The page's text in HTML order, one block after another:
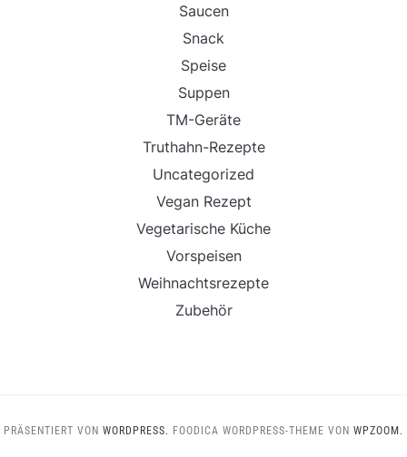
Saucen
Snack
Speise
Suppen
TM-Geräte
Truthahn-Rezepte
Uncategorized
Vegan Rezept
Vegetarische Küche
Vorspeisen
Weihnachtsrezepte
Zubehör
PRÄSENTIERT VON WORDPRESS. FOODICA WORDPRESS-THEME VON WPZOOM.